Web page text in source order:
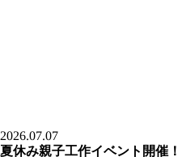
2026.07.07
夏休み親子工作イベント開催！